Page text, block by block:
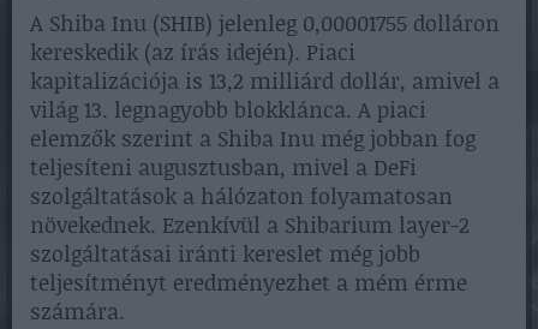
A Shiba Inu (SHIB) jelenleg 0,00001755 dolláron
kereskedik (az írás idején). Piaci
kapitalizációja is 13,2 milliárd dollár, amivel a
világ 13. legnagyobb blokklánca. A piaci
elemzők szerint a Shiba Inu még jobban fog
teljesíteni augusztusban, mivel a DeFi
szolgáltatások a hálózaton folyamatosan
növekednek. Ezenkívül a Shibarium layer-2
szolgáltatásai iránti kereslet még jobb
teljesítményt eredményezhet a mém érme
számára.